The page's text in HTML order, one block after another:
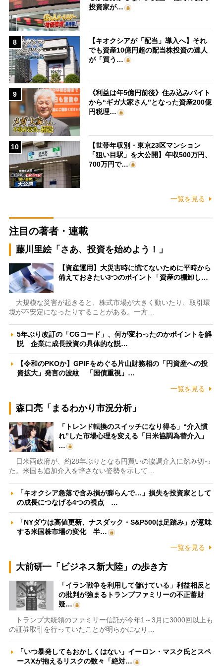
投資家が…
8
【キオクシアが「配当」導入へ】それ
でも資産10億円超の配当株投資の達人
が「買う…
9
《利益は年5億円前後》住み込みバイト
から“ギガ大家さん”となった資産200億
円税理…
10
【世帯年収別・東京23区マンション
「狙い目駅」を大公開】年収500万円、
700万円で…
一覧を見る
注目の著者・連載
藤川里絵「さあ、投資を始めよう！」
【資産運用】大災害時に慌てないために平時から
備えておきたい3つのポイント「資産の棚卸し…
大規模な災害が起きると、株式市場が大きく動いたり、取引環
境が不安定になったりすることがある。一方…
5年ぶり改訂の「CGコード」、何が変わったのかポイントを解
説 企業に成長投資の具体的な説…
【令和のPKOか】GPIFをめぐる片山財務相の「円資産への投
資拡大」発言の波紋 「国債重視」…
一覧を見る
森口亮「まるわかり市況分析」
「トレンド転換のスイッチになり得る」“介入慣
れ”した市場心理を変える「日米協調為替介入」
…
日米両政府が、約28年ぶりとなる円買いの協調介入に踏み切っ
た。米国も追加介入を辞さない姿勢を示して…
「キオクシア急落で含み損が膨らんで…」損失を投資家として
の成長につなげる4つの視点 …
「NYダウは高値更新、ナスダック・S&P500は足踏み」が意味
する米国株市場の変化 半…
一覧を見る
大前研一「ビジネス新大陸」の歩き方
「イラン戦争を利用して儲けている」利益相反と
の批判が強まるトランプファミリーの不正蓄財
疑…
トランプ大統領のファミリー信託が今年1～3月に3000回以上も
の証券取引を行っていたことが明らかになり…
「いつ暴発してもおかしくはない」イーロン・マスク氏とスペ
ースXが抱えるリスクの数々「絶対…